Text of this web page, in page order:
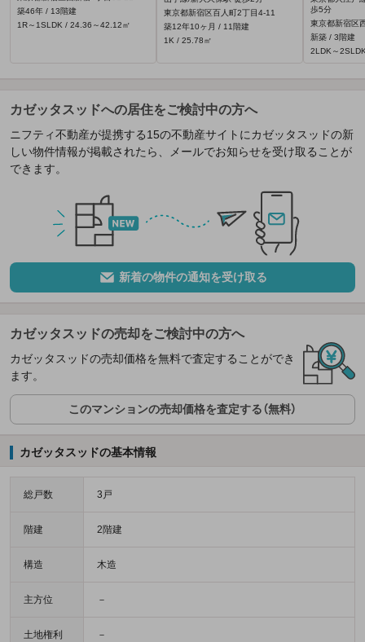
築46年 / 13階建
1R～1SLDK / 24.36～42.12㎡
東京都新宿区百人町2丁目4-11
築12年10ヶ月 / 11階建
1K / 25.78㎡
歩5分
東京都新宿区
新築 / 3階建
2LDK～
カゼッタスッドへの居住をご検討中の方へ
ニフティ不動産が提携する15の不動産サイトにカゼッタスッドの新
しい物件情報が掲載されたら、メールでお知らせを受け取ることが
できます。
新着の物件の通知を受け取る
カゼッタスッドの売却をご検討中の方へ
カゼッタスッドの売却価格を無料で査定することができ
ます。
このマンションの売却価格を査定する（無料）
カゼッタスッドの基本情報
総戸数 3戸
階建 2階建
構造 木造
主方位 －
土地権利 －